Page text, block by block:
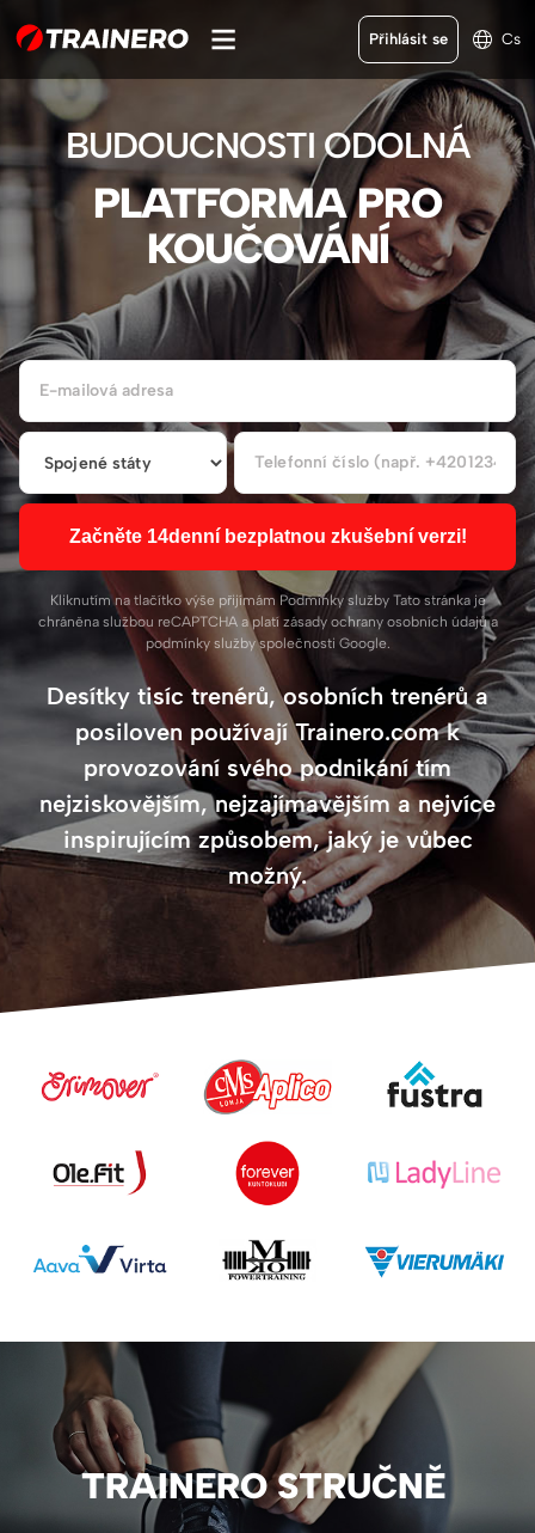
Přihlásit se Cs
BUDOUCNOSTI ODOLNÁ
PLATFORMA PRO
KOUČOVÁNÍ
Začněte 14denní bezplatnou zkušební verzi!
Kliknutím na tlačítko výše přijímám Podmínky službyTato stránka je
chráněna službou reCAPTCHA a platí zásady ochrany osobních údajůa
podmínky službyspolečnosti Google.
Desítky tisíc trenérů, osobních trenérů a
posiloven používají Trainero.com k
provozování svého podnikání tím
nejziskovějším, nejzajímavějším a nejvíce
inspirujícím způsobem, jaký je vůbec
možný.
TRAINERO STRUČNĚ